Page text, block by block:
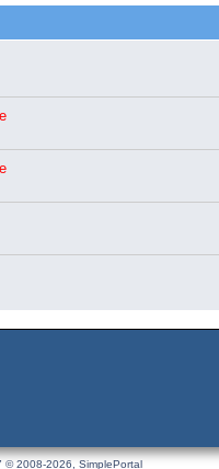
© 2008-2026, SimplePortal